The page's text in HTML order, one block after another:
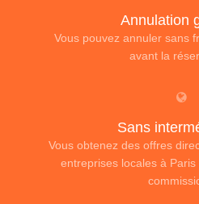
Annulation
Vous pouvez annuler sans
avant la
Sans
Vous obtenez des offres
entreprises locales à Paris